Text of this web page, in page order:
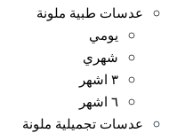
عدسات طبية ملونة
يومي
شهري
٣ اشهر
٦ اشهر
عدسات تجميلية ملونة